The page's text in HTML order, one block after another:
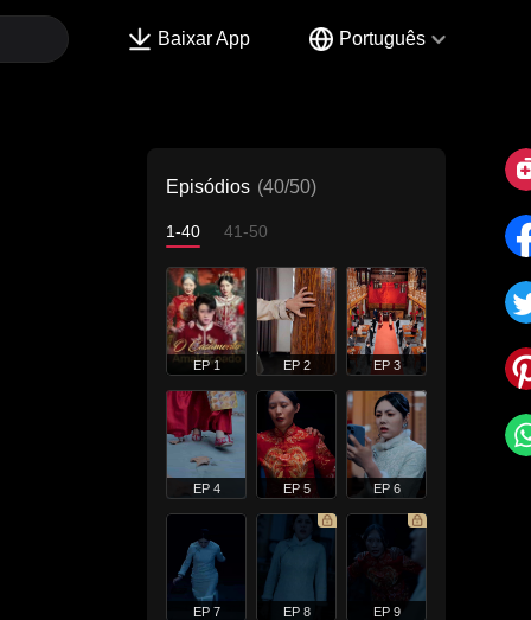
Baixar App Português
Episódios (40/50)
1-40 41-50
EP 1 EP 2 EP 3
EP 4 EP 5 EP 6
EP 7 EP 8 EP 9